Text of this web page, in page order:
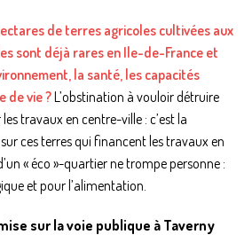
de terres agricoles cultivées aux
sont déjà rares en Ile-de-France et
la santé, les capacités
de vie ?L’obstination à vouloir détruire
travaux en centre-ville : c’est la
ces terres qui financent les travaux en
« éco »-quartier ne trompe personne :
et pour l’alimentation.
sur la voie publique à Taverny